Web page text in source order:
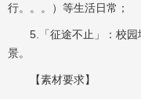
行。。。）等生活日常；
5.「征途不止」：校
景。
【素材要求】